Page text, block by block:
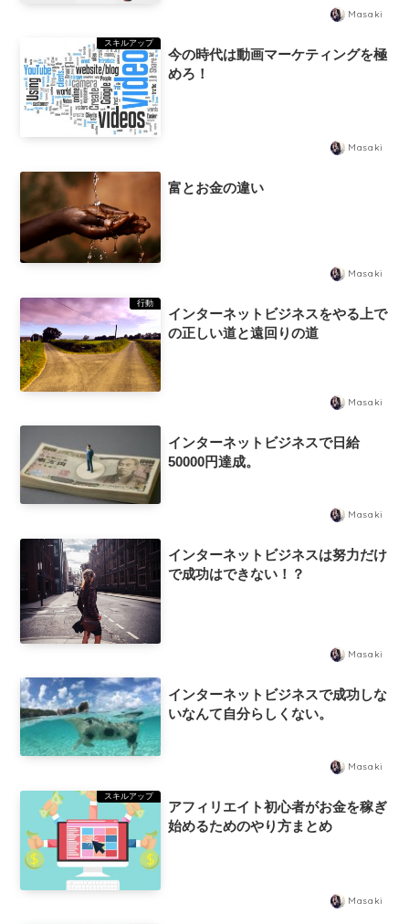
Masaki
スキルアップ
今の時代は動画マーケティングを極
めろ！
Masaki
富とお金の違い
Masaki
行動
インターネットビジネスをやる上で
の正しい道と遠回りの道
Masaki
インターネットビジネスで日給
50000円達成。
Masaki
インターネットビジネスは努力だけ
で成功はできない！？
Masaki
インターネットビジネスで成功しな
いなんて自分らしくない。
Masaki
スキルアップ
アフィリエイト初心者がお金を稼ぎ
始めるためのやり方まとめ
Masaki